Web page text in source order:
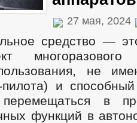
27 мая, 2024
средство —
не
пилота) и
перемещаться в
функций в